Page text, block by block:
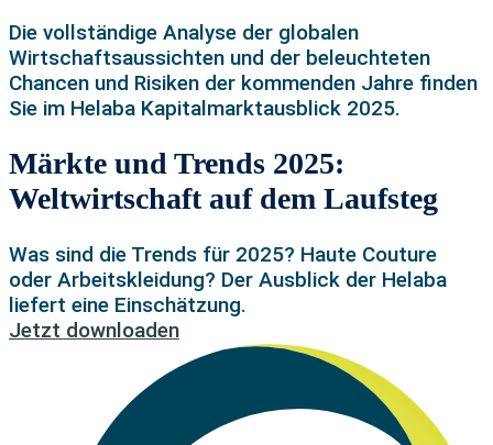
Die vollständige Analyse der globalen
Wirtschaftsaussichten und der beleuchteten
Chancen und Risiken der kommenden Jahre finden
Sie im Helaba Kapitalmarktausblick 2025.
Märkte und Trends 2025:
Weltwirtschaft auf dem Laufsteg
Was sind die Trends für 2025? Haute Couture
oder Arbeitskleidung? Der Ausblick der Helaba
liefert eine Einschätzung.
Jetzt downloaden